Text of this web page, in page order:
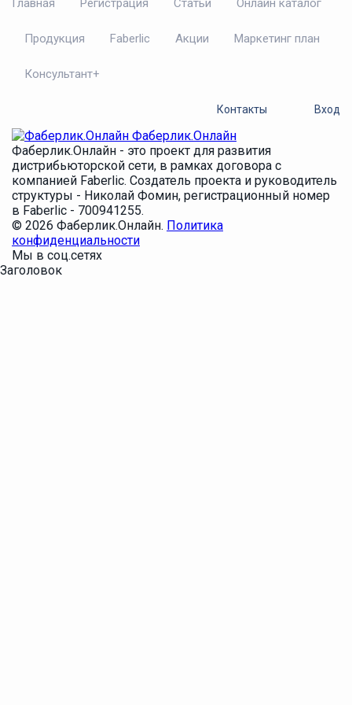
Главная Регистрация Статьи Онлайн каталог
Продукция Faberlic Акции Маркетинг план
Консультант+
Контакты Вход
Фаберлик.Онлайн
Фаберлик.Онлайн - это проект для развития
дистрибьюторской сети, в рамках договора с
компанией Faberlic. Создатель проекта и руководитель
структуры - Николай Фомин, регистрационный номер
в Faberlic - 700941255.
© 2026 Фаберлик.Онлайн. Политика
конфиденциальности
Мы в соц.сетях
Заголовок